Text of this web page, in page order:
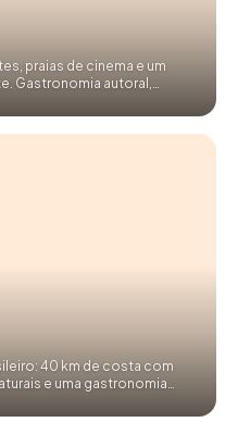
praias de cinema e um
Gastronomia autoral,
40 km de costa com
e uma gastronomia